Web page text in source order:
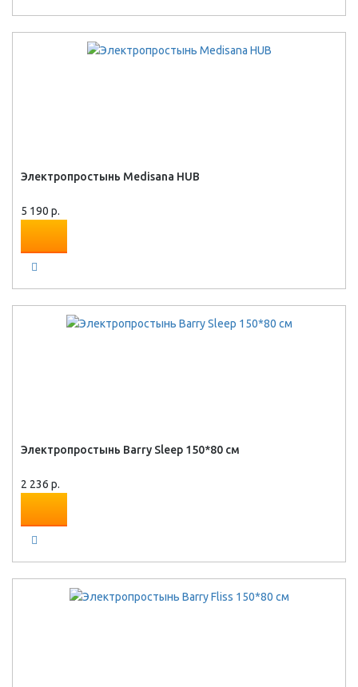
Электропростынь Medisana HUB
5 190 р.
Электропростынь Barry Sleep 150*80 см
2 236 р.